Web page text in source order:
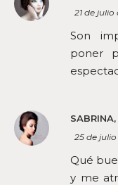
21 de julio
Son
poner
25 de julio
Qué
y me